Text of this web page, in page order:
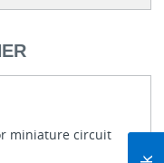
miniature circuit